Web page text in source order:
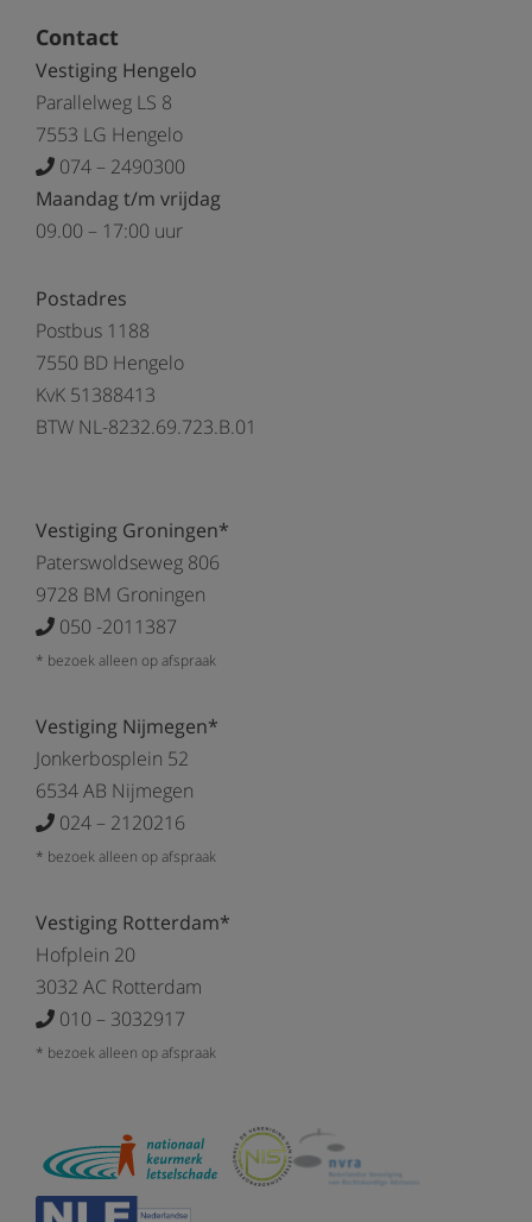
Contact
Vestiging Hengelo
Parallelweg LS 8
7553 LG Hengelo
074 – 2490300
Maandag t/m vrijdag
09.00 – 17:00 uur
Postadres
Postbus 1188
7550 BD Hengelo
KvK 51388413
BTW NL-8232.69.723.B.01
Vestiging Groningen*
Paterswoldseweg 806
9728 BM Groningen
050 -2011387
* bezoek alleen op afspraak
Vestiging Nijmegen*
Jonkerbosplein 52
6534 AB Nijmegen
024 – 2120216
* bezoek alleen op afspraak
Vestiging Rotterdam*
Hofplein 20
3032 AC Rotterdam
010 – 3032917
* bezoek alleen op afspraak